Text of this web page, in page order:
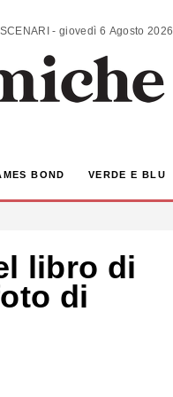
ANALISI | COMMENTI | SCENARI - giovedì 6 Agosto 2026
BOND VERDE E BLU
libro di
di